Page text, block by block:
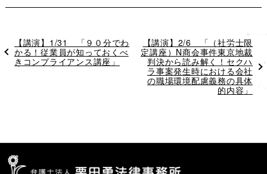
過
去
の
投
【講演】1/31 「９０分でわ
かる！従業員が知っておくべ
きコンプライアンス講座」
次
の
投
稿
【講演】2/6 「（社労士限
定講座）N商会事件東京地裁
判決から読み解く！セクハ
ラ事案発生時における会社
の職場環境配慮義務の具体
的内容」